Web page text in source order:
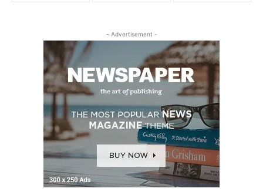
- Advertisement -